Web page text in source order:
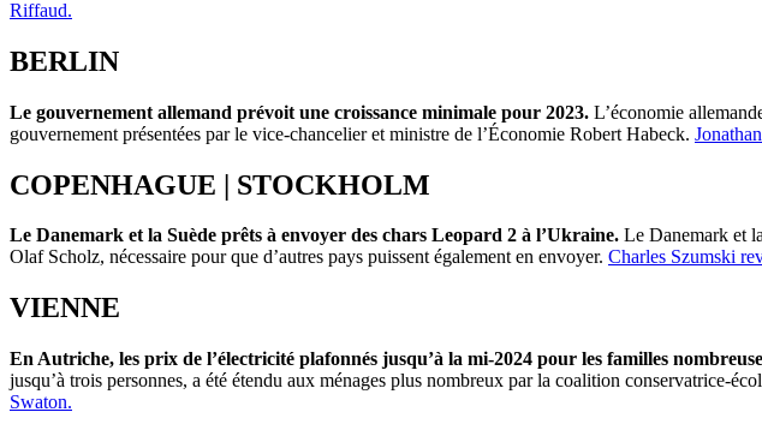
Riffaud.
BERLIN
Le gouvernement allemand prévoit une croissance minimale pour 2023. L’économie
gouvernement présentées par le vice-chancelier et ministre de l’Économie Robert Habeck.
COPENHAGUE | STOCKHOLM
Le Danemark et la Suède prêts à envoyer des chars Leopard 2 à l’Ukraine. Le Danemark et
Olaf Scholz, nécessaire pour que d’autres pays puissent également en envoyer. Charles Szumski
VIENNE
En Autriche, les prix de l’électricité plafonnés jusqu’à la mi-2024 pour les familles
jusqu’à trois personnes, a été étendu aux ménages plus nombreux par la coalition conservatrice-
Swaton.